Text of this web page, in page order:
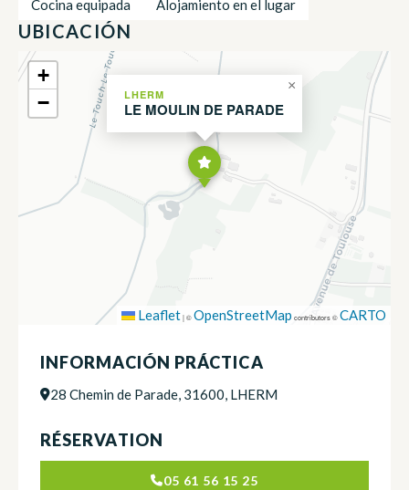
Cocina equipada Alojamiento en el lugar
UBICACIÓN
LHERM
LE MOULIN DE PARADE
×
+
−
Leaflet|©OpenStreetMap contributors ©CARTO
INFORMACIÓN PRÁCTICA
28 Chemin de Parade, 31600, LHERM
RÉSERVATION
05 61 56 15 25